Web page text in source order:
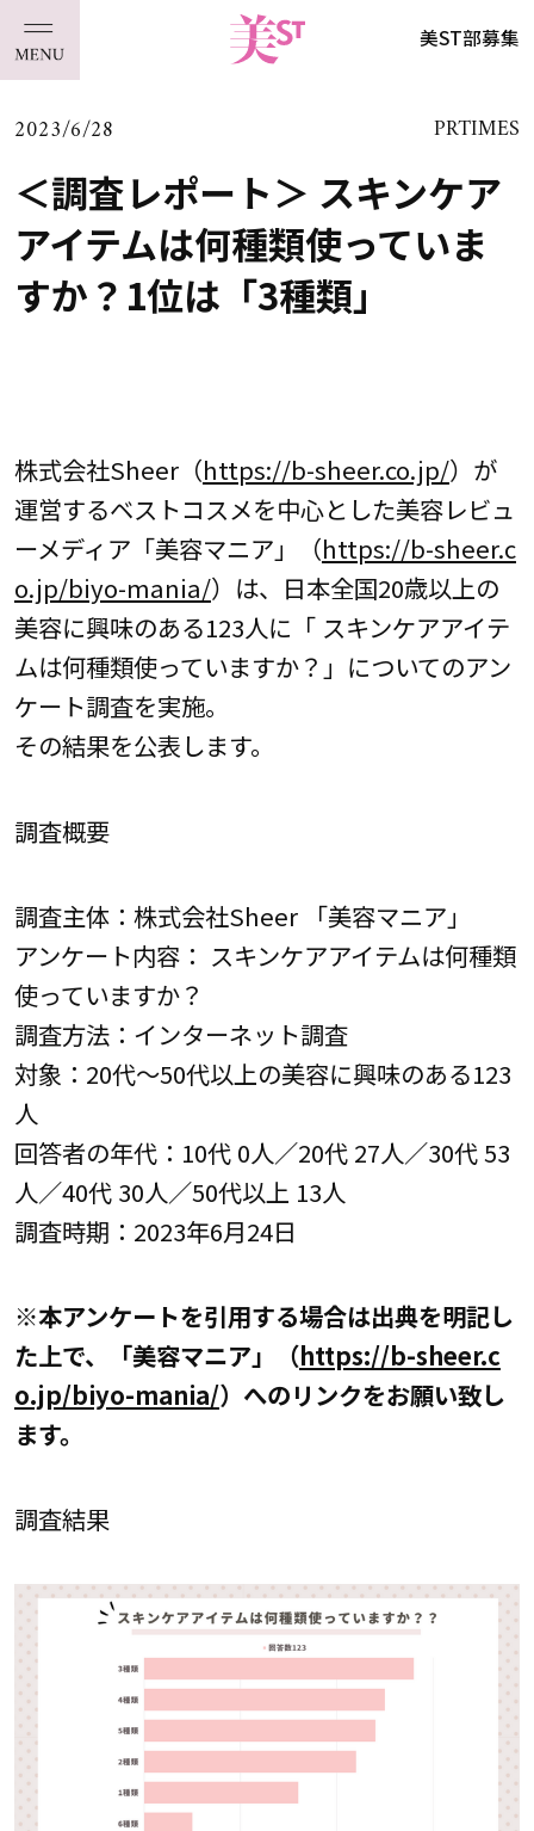
美ST部募集
2023/6/28 PRTIMES
＜調査レポート＞ スキンケア
アイテムは何種類使っていま
すか？1位は「3種類」
株式会社Sheer（https://b-sheer.co.jp/）が
運営するベストコスメを中心とした美容レビュ
ーメディア「美容マニア」（https://b-sheer.c
o.jp/biyo-mania/）は、日本全国20歳以上の
美容に興味のある123人に「 スキンケアアイテ
ムは何種類使っていますか？」についてのアン
ケート調査を実施。
その結果を公表します。
調査概要
調査主体：株式会社Sheer 「美容マニア」
アンケート内容： スキンケアアイテムは何種類
使っていますか？
調査方法：インターネット調査
対象：20代～50代以上の美容に興味のある123
人
回答者の年代：10代 0人／20代 27人／30代 53
人／40代 30人／50代以上 13人
調査時期：2023年6月24日
※本アンケートを引用する場合は出典を明記し
た上で、「美容マニア」（https://b-sheer.c
o.jp/biyo-mania/）へのリンクをお願い致し
ます。
調査結果